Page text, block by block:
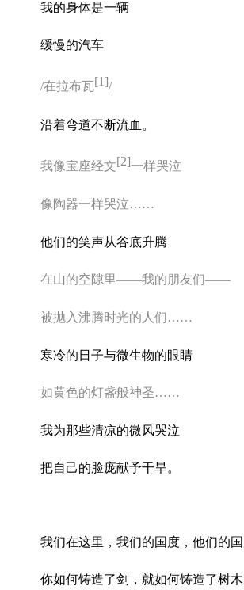
我的身体是一辆
缓慢的汽车
/在拉布瓦[1]/
沿着弯道不断流血。
我像宝座经文[2]一样哭泣
像陶器一样哭泣……
他们的笑声从谷底升腾
在山的空隙里——我的朋友们——
被抛入沸腾时光的人们……
寒冷的日子与微生物的眼睛
如黄色的灯盏般神圣……
我为那些清凉的微风哭泣
把自己的脸庞献予干旱。
我们在这里，我们的国度，他们的国
你如何铸造了剑，就如何铸造了树木